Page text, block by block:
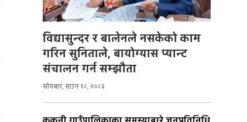
विद्यासुन्दर र बालेनले नसकेको काम
गरिन सुनिताले, बायोग्यास प्यान्ट
संचालन गर्न सम्झौता
सोमबार, साउन १८, २०८३